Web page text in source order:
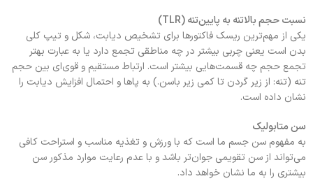
نسبت حجم بالاتنه به پایین‌تنه (TLR)
یکی از مهم‌ترین ریسک فاکتورها برای تشخیص دیابت، شکل و تیپ کلی
بدن است یعنی چربی بیشتر در چه مناطقی تجمع دارد یا به عبارت بهتر
تجمع حجم چه قسمت‌هایی بیشتر است. ارتباط مستقیم و قوی‌ای بین حجم
تنه (تنه: از زیر گردن تا کمی زیر باسن.) به پاها و احتمال افزایش دیابت را
نشان داده است.
سن متابولیک
به مفهوم سن جسم ما است که با ورزش و تغذیه مناسب و استراحت کافی
می‌تواند از سن تقویمی جوان‌تر باشد و با عدم رعایت موارد مذکور سن
بیشتری را به ما نشان خواهد داد.